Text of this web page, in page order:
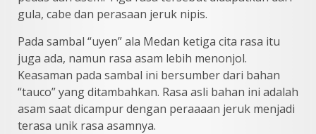
gula, cabe dan perasaan jeruk nipis.
Pada sambal “uyen” ala Medan ketiga cita rasa itu
juga ada, namun rasa asam lebih menonjol.
Keasaman pada sambal ini bersumber dari bahan
“tauco” yang ditambahkan. Rasa asli bahan ini adalah
asam saat dicampur dengan peraaaan jeruk menjadi
terasa unik rasa asamnya.